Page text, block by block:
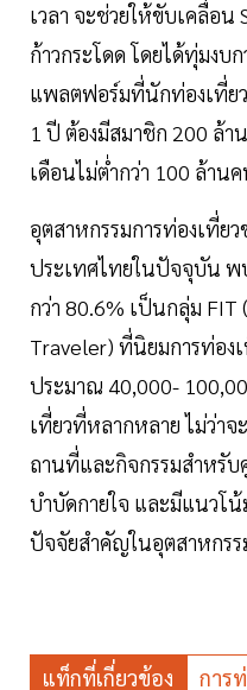
เวลา จะช่วยให้ขับเคลื่อน
ก้าวกระโดด โดยได้ทุ่มง
แพลตฟอร์มที่นักท่องเที่ย
1 ปี ต้องมีสมาชิก 200 ล้
เดือนไม่ต่ำกว่า 100 ล้าน
อุตสาหกรรมการท่องเที่ย
ประเทศไทยในปัจจุบัน พ
กว่า 80.6% เป็นกลุ่ม
Traveler) ที่นิยมการท่อง
ประมาณ 40,000-
เที่ยวที่หลากหลาย ไม่ว่า
ถานที่และกิจกรรมสำหรั
บำบัดกายใจ และมีแนวโ
ปัจจัยสำคัญในอุตสาหกรร
แท็กที่เกี่ยวข้อง การ